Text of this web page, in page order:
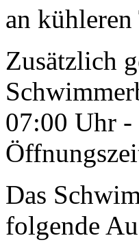
an kühleren
Zusätzlich
07:00 Uhr -
Das
folgende